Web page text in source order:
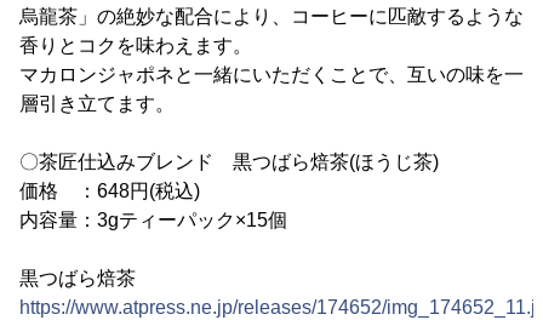
烏龍茶」の絶妙な配合により、コーヒーに匹敵するような
香りとコクを味わえます。
マカロンジャポネと一緒にいただくことで、互いの味を一
層引き立てます。
〇茶匠仕込みブレンド 黒つばら焙茶(ほうじ茶)
価格 ：648円(税込)
内容量：3gティーパック×15個
黒つばら焙茶
https://www.atpress.ne.jp/releases/174652/